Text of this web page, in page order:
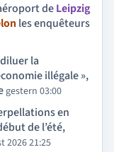
deLeipzig
les enquêteurs
la
illégale »,
gestern 03:00
en
de l’été,
2026 21:25